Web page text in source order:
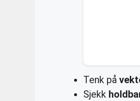
Tenk på
Sjekk